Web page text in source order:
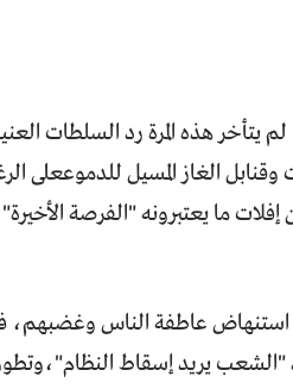
لم يتأخر هذه المرة رد السلطات
وقنابل الغاز المسيل
ما يعتبرونه "الفرصة
استنهاض عاطفة الناس وغضبهم،
يريد إسقاط